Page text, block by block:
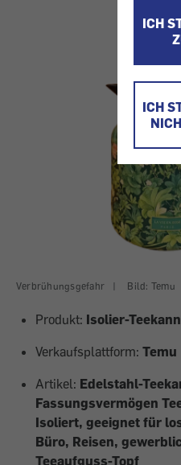
ICH
ICH
Verbrühungsgefahr | Bild: Temu
Produkt: Isolier-
Verkaufsplattform: Temu
Artikel: Edelstahl-
Fassungsvermögen
Isoliert, geeignet für
Büro, Reisen,
Teeaufguss-Topf